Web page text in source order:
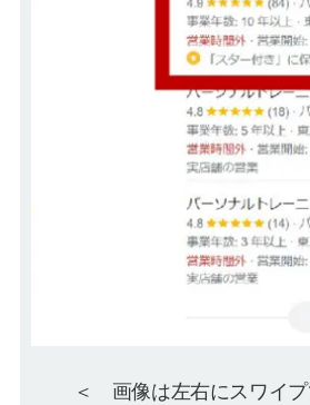
＜ 画像は左右にスワイ